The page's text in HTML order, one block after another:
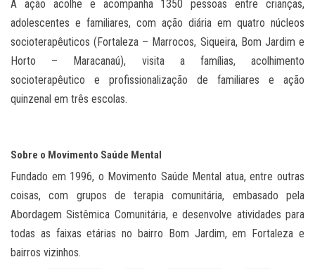
A ação acolhe e acompanha 1350 pessoas entre crianças,
adolescentes e familiares, com ação diária em quatro núcleos
socioterapêuticos (Fortaleza – Marrocos, Siqueira, Bom Jardim e
Horto – Maracanaú), visita a famílias, acolhimento
socioterapêutico e profissionalização de familiares e ação
quinzenal em três escolas.
Sobre o Movimento Saúde Mental
Fundado em 1996, o Movimento Saúde Mental atua, entre outras
coisas, com grupos de terapia comunitária, embasado pela
Abordagem Sistêmica Comunitária, e desenvolve atividades para
todas as faixas etárias no bairro Bom Jardim, em Fortaleza e
bairros vizinhos.